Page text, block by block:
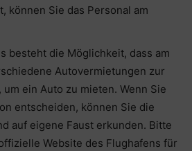
können Sie das Personal am
besteht die Möglichkeit, dass am
Autovermietungen zur
ein Auto zu mieten. Wenn Sie
entscheiden, können Sie die
auf eigene Faust erkunden. Bitte
Website des Flughafens für